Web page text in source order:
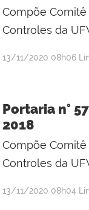
Compõe Comitê
Controles da
publicado
13/11/2020 08h06
Portaria n°
2018
Compõe Comitê
Controles da
publicado
13/11/2020 08h04